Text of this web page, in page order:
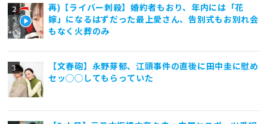
再)【ライバー刺殺】婚約者もおり、年内には「花
嫁」になるはずだった最上愛さん、告別式もお別れ会
もなく火葬のみ
【文春砲】永野芽郁、江頭事件の直後に田中圭に慰め
セッ◯◯してもらっていた